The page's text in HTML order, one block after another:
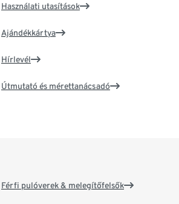
Használati utasítások
Ajándékkártya
Hírlevél
Útmutató és mérettanácsadó
Férfi pulóverek & melegítőfelsők